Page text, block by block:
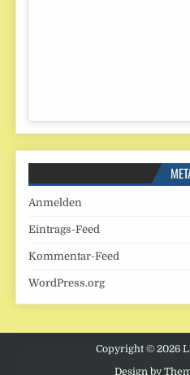
Anmelden
Eintrags-Feed
Kommentar-Feed
WordPress.org
Copyright © 2026
Design by